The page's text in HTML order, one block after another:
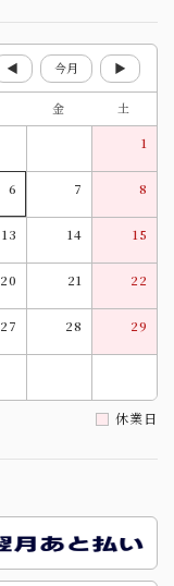
◀ 今月 ▶
金
土
1
6 7 8
13 14 15
20 21 22
27 28 29
休業日